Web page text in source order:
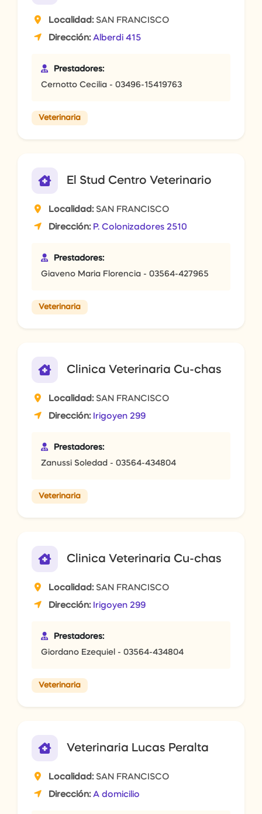
Localidad:SAN FRANCISCO
Dirección: Alberdi 415
Prestadores:
Cernotto Cecilia - 03496-15419763
Veterinaria
El Stud Centro Veterinario
Localidad:SAN FRANCISCO
Dirección: P. Colonizadores 2510
Prestadores:
Giaveno Maria Florencia - 03564-427965
Veterinaria
Clinica Veterinaria Cu-chas
Localidad:SAN FRANCISCO
Dirección: Irigoyen 299
Prestadores:
Zanussi Soledad - 03564-434804
Veterinaria
Clinica Veterinaria Cu-chas
Localidad:SAN FRANCISCO
Dirección: Irigoyen 299
Prestadores:
Giordano Ezequiel - 03564-434804
Veterinaria
Veterinaria Lucas Peralta
Localidad:SAN FRANCISCO
Dirección: A domicilio